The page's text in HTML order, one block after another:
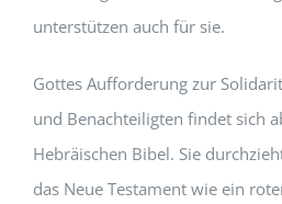
unterstützen auch für sie.
Gottes Aufforderung zur
und Benachteiligten findet sich
Hebräischen Bibel. Sie
das Neue Testament wie ein